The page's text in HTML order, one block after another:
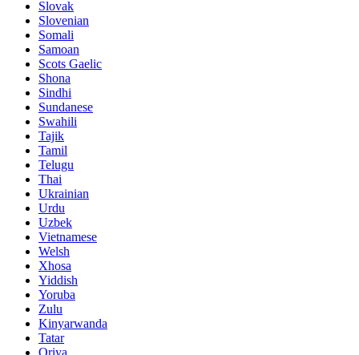
Slovak
Slovenian
Somali
Samoan
Scots Gaelic
Shona
Sindhi
Sundanese
Swahili
Tajik
Tamil
Telugu
Thai
Ukrainian
Urdu
Uzbek
Vietnamese
Welsh
Xhosa
Yiddish
Yoruba
Zulu
Kinyarwanda
Tatar
Oriya